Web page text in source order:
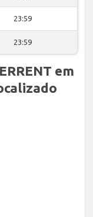
23:59
23:59
em